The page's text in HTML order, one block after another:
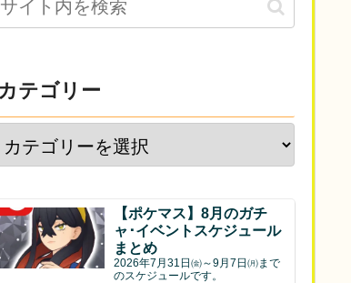
カテゴリー
【ポケマス】8月のガチ
ャ･イベントスケジュール
まとめ
2026年7月31日㈮～9月7日㈪まで
のスケジュールです。